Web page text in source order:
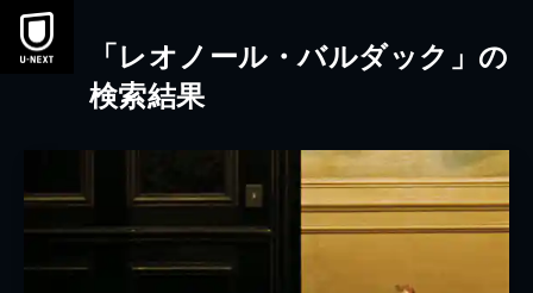
本文へスキップ
「レオノール・バルダック」の
検索結果